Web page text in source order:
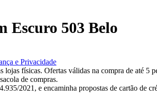
Escuro 503 Belo
e Privacidade
físicas. Ofertas válidas na compra de até 5
de compras.
2021, e encaminha propostas de cartão de